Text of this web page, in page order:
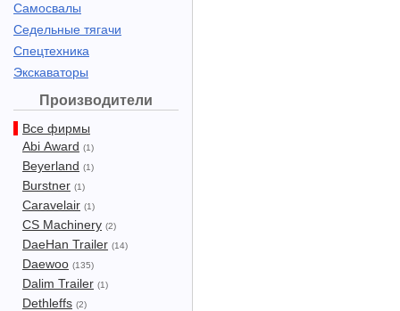
Самосвалы
Седельные тягачи
Спецтехника
Экскаваторы
Производители
Все фирмы
Abi Award (1)
Beyerland (1)
Burstner (1)
Caravelair (1)
CS Machinery (2)
DaeHan Trailer (14)
Daewoo (135)
Dalim Trailer (1)
Dethleffs (2)